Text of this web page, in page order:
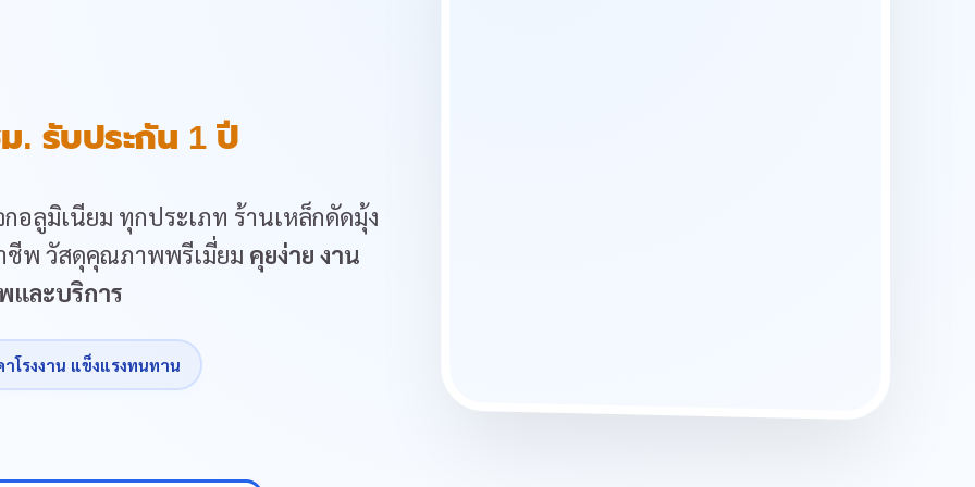
. รับประกัน 1 ปี
อลูมิเนียม ทุกประเภท ร้านเหล็กดัดมุ้ง
ชีพ วัสดุคุณภาพพรีเมี่ยม คุยง่าย งาน
และบริการ
โรงงาน แข็งแรงทนทาน